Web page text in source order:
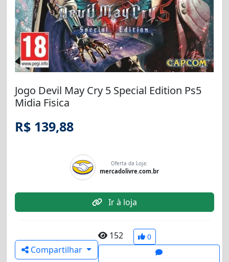
Jogo Devil May Cry 5 Special Edition Ps5
Midia Fisica
R$ 139,88
Oferta da Loja:
mercadolivre.com.br
Ir à loja
Compartilhar
152 0